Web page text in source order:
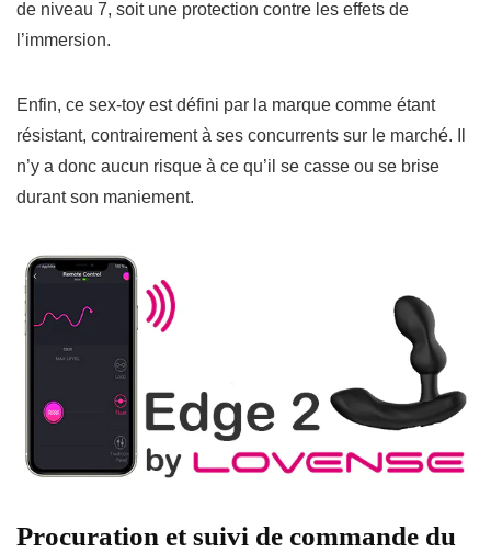
de niveau 7, soit une protection contre les effets de
l’immersion.
Enfin, ce sex-toy est défini par la marque comme étant
résistant, contrairement à ses concurrents sur le marché. Il
n’y a donc aucun risque à ce qu’il se casse ou se brise
durant son maniement.
Procuration et suivi de commande du